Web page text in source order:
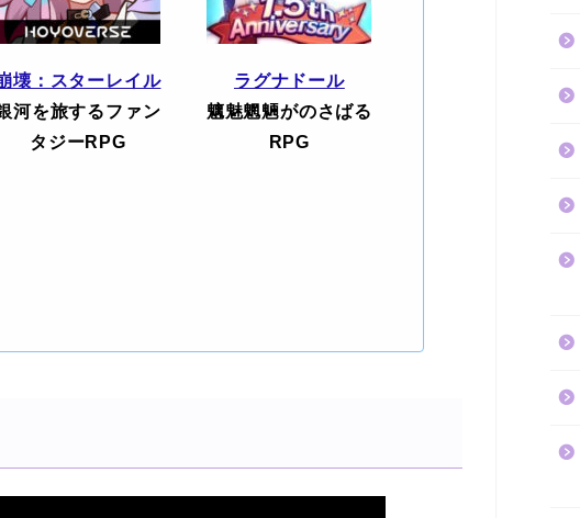
壊：スターレイル
河を旅するファン
タジーRPG
ラグナドール
魑魅魍魎がのさばる
RPG